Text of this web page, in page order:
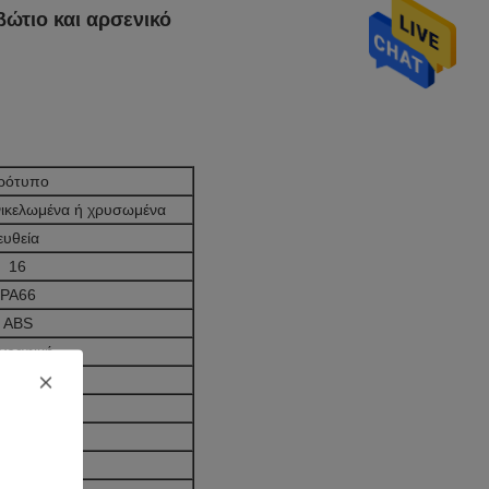
και αρσενικό
ή χρυσωμένα
16
PA66
ABS
mm